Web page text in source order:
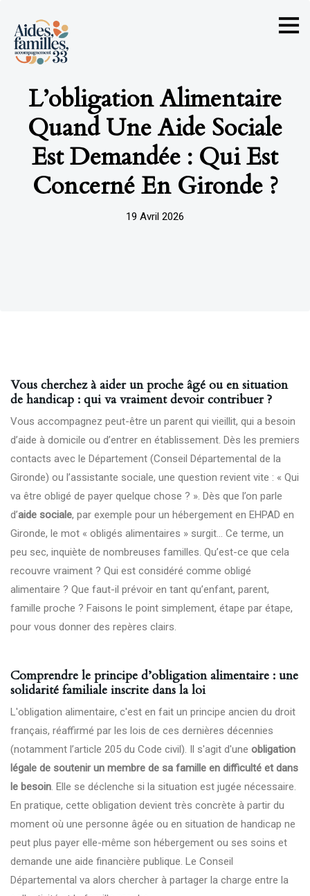
L’obligation Alimentaire
Quand Une Aide Sociale
Est Demandée : Qui Est
Concerné En Gironde ?
19 Avril 2026
Vous cherchez à aider un proche âgé ou en situation
de handicap : qui va vraiment devoir contribuer ?
Vous accompagnez peut-être un parent qui vieillit, qui a besoin
d’aide à domicile ou d’entrer en établissement. Dès les premiers
contacts avec le Département (Conseil Départemental de la
Gironde) ou l’assistante sociale, une question revient vite : « Qui
va être obligé de payer quelque chose ? ». Dès que l’on parle
d’aide sociale, par exemple pour un hébergement en EHPAD en
Gironde, le mot « obligés alimentaires » surgit… Ce terme, un
peu sec, inquiète de nombreuses familles. Qu’est-ce que cela
recouvre vraiment ? Qui est considéré comme obligé
alimentaire ? Que faut-il prévoir en tant qu’enfant, parent,
famille proche ? Faisons le point simplement, étape par étape,
pour vous donner des repères clairs.
Comprendre le principe d’obligation alimentaire : une
solidarité familiale inscrite dans la loi
L'obligation alimentaire, c'est en fait un principe ancien du droit
français, réaffirmé par les lois de ces dernières décennies
(notamment l’article 205 du Code civil). Il s'agit d'une obligation
légale de soutenir un membre de sa famille en difficulté et dans
le besoin. Elle se déclenche si la situation est jugée nécessaire.
En pratique, cette obligation devient très concrète à partir du
moment où une personne âgée ou en situation de handicap ne
peut plus payer elle-même son hébergement ou ses soins et
demande une aide financière publique. Le Conseil
Départemental va alors chercher à partager la charge entre la